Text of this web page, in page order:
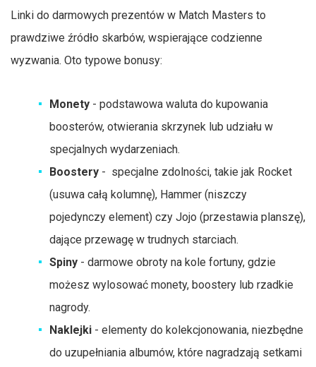
Linki do darmowych prezentów w Match Masters to
prawdziwe źródło skarbów, wspierające codzienne
wyzwania. Oto typowe bonusy:
Monety - podstawowa waluta do kupowania
boosterów, otwierania skrzynek lub udziału w
specjalnych wydarzeniach.
Boostery - specjalne zdolności, takie jak Rocket
(usuwa całą kolumnę), Hammer (niszczy
pojedynczy element) czy Jojo (przestawia planszę),
dające przewagę w trudnych starciach.
Spiny - darmowe obroty na kole fortuny, gdzie
możesz wylosować monety, boostery lub rzadkie
nagrody.
Naklejki - elementy do kolekcjonowania, niezbędne
do uzupełniania albumów, które nagradzają setkami